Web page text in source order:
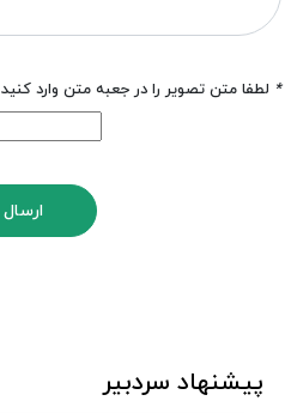
* لطفا متن تصویر را در جعبه متن وارد کنید
ارسال
پیشنهاد سردبیر